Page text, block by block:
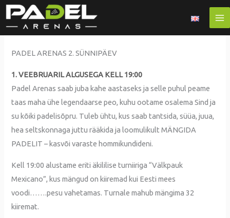
Skip
to
content
PADEL ARENAS 2. SÜNNIPÄEV
1. VEEBRUARIL ALGUSEGA KELL 19:00
Padel Arenas saab juba kahe aastaseks ja selle puhul peame
taas maha ühe legendaarse peo, kuhu ootame osalema Sind ja
su kõiki padelisõpru. Tuleb ühtu, kus saab tantsida, süüa, juua,
hea seltskonnaga juttu rääkida ja loomulikult MÄNGIDA
PADELIT – kasvõi varaste hommikundideni.
Kell 19:00 alustame eriti äkililise turniiriga “Välkpauk
Mexicano”, kus mängud on kiiremad kui Eesti mees
voodi…….pesu vahetamas. Turnale mahub mängima 32
kiiremat.